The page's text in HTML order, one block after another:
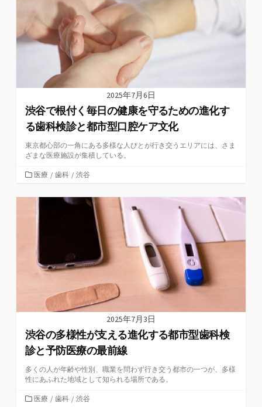
2025年7月6日
渋谷で根付く毎日の健康を守るための進化す
る歯科検診と都市型口腔ケア文化
東京都心部の一角にある多様な人びとが行き交うエリアには、さま
ざまな医療施設が集積している。
カ
ゴ
医療 / 歯科 / 渋谷
2025年7月3日
渋谷の多様性が支える進化する都市型歯科検
診と予防医療の最前線
多くの人が年齢や性別、職業を問わず行き交う都市の一つが、多様
性にあふれた地域として知られる場所である。
カ医療 / 歯科 / 渋谷